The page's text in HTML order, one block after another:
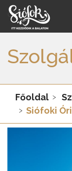
Főoldal
Siófoki